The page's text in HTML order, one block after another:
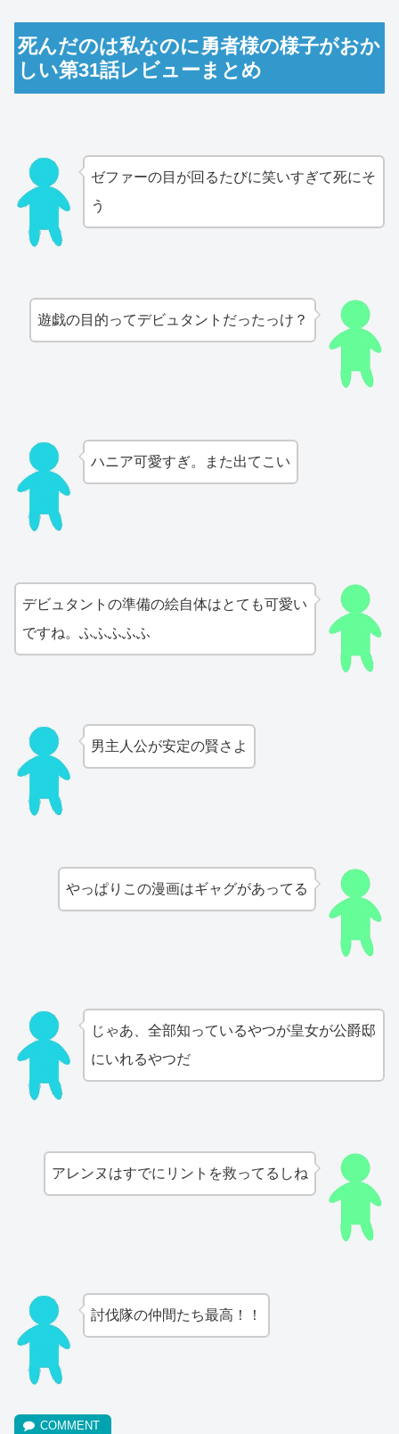
死んだのは私なのに勇者様の様子がおか
しい第31話レビューまとめ
ゼファーの目が回るたびに笑いすぎて死にそ
う
遊戯の目的ってデビュタントだったっけ？
ハニア可愛すぎ。また出てこい
デビュタントの準備の絵自体はとても可愛い
ですね。ふふふふふ
男主人公が安定の賢さよ
やっぱりこの漫画はギャグがあってる
じゃあ、全部知っているやつが皇女が公爵邸
にいれるやつだ
アレンヌはすでにリントを救ってるしね
討伐隊の仲間たち最高！！